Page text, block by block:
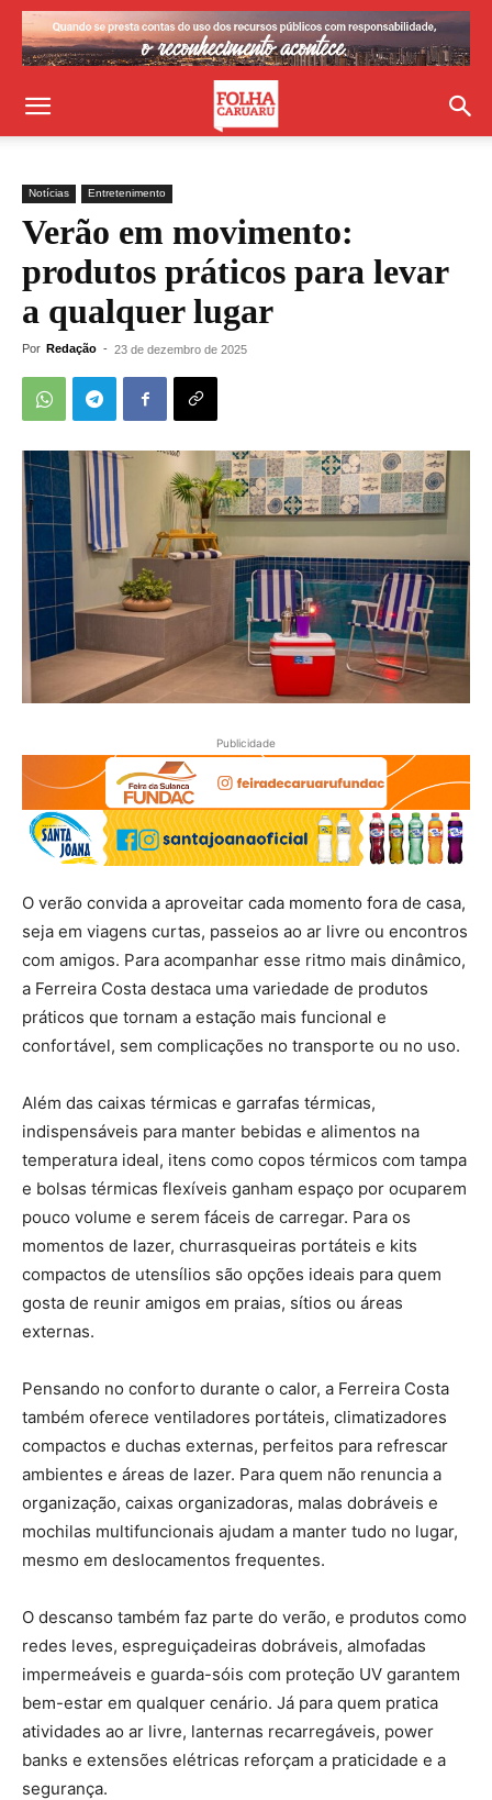
Notícias Entretenimento
Verão em movimento:
produtos práticos para levar
a qualquer lugar
Por Redação - 23 de dezembro de 2025
Publicidade
O verão convida a aproveitar cada momento fora de casa,
seja em viagens curtas, passeios ao ar livre ou encontros
com amigos. Para acompanhar esse ritmo mais dinâmico,
a Ferreira Costa destaca uma variedade de produtos
práticos que tornam a estação mais funcional e
confortável, sem complicações no transporte ou no uso.
Além das caixas térmicas e garrafas térmicas,
indispensáveis para manter bebidas e alimentos na
temperatura ideal, itens como copos térmicos com tampa
e bolsas térmicas flexíveis ganham espaço por ocuparem
pouco volume e serem fáceis de carregar. Para os
momentos de lazer, churrasqueiras portáteis e kits
compactos de utensílios são opções ideais para quem
gosta de reunir amigos em praias, sítios ou áreas
externas.
Pensando no conforto durante o calor, a Ferreira Costa
também oferece ventiladores portáteis, climatizadores
compactos e duchas externas, perfeitos para refrescar
ambientes e áreas de lazer. Para quem não renuncia a
organização, caixas organizadoras, malas dobráveis e
mochilas multifuncionais ajudam a manter tudo no lugar,
mesmo em deslocamentos frequentes.
O descanso também faz parte do verão, e produtos como
redes leves, espreguiçadeiras dobráveis, almofadas
impermeáveis e guarda-sóis com proteção UV garantem
bem-estar em qualquer cenário. Já para quem pratica
atividades ao ar livre, lanternas recarregáveis, power
banks e extensões elétricas reforçam a praticidade e a
segurança.